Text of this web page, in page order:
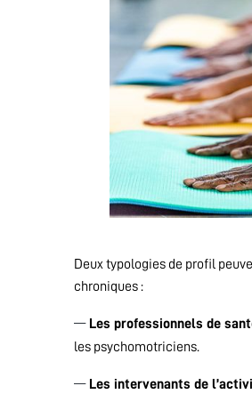
Deux typologies de profil
chroniques :
Les professionnels de
les psychomotriciens.
Les intervenants de